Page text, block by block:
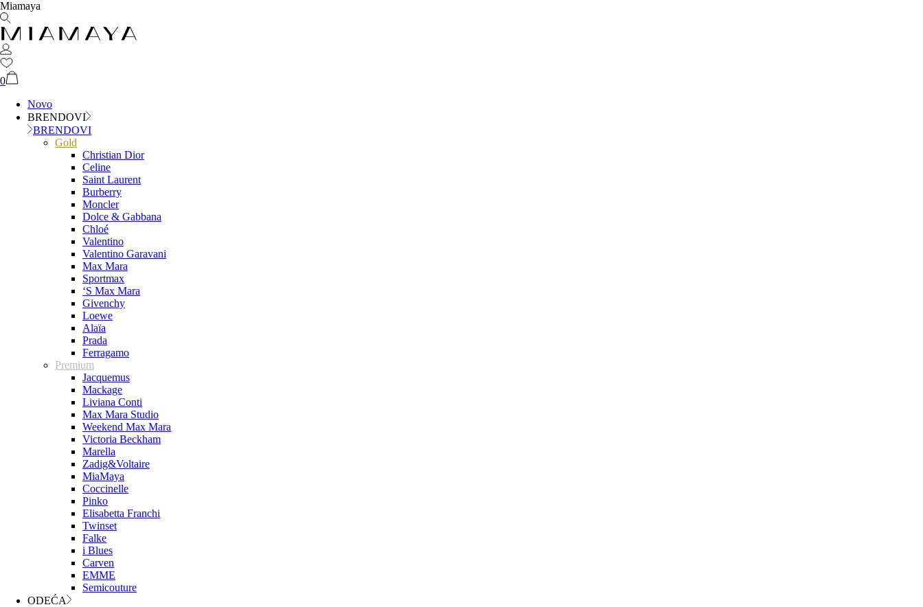
Miamaya
0
Novo
BRENDOVI
BRENDOVI
Gold
Christian Dior
Celine
Saint Laurent
Burberry
Moncler
Dolce & Gabbana
Chloé
Valentino
Valentino Garavani
Max Mara
Sportmax
‘S Max Mara
Givenchy
Loewe
Alaïa
Prada
Ferragamo
Premium
Jacquemus
Mackage
Liviana Conti
Max Mara Studio
Weekend Max Mara
Victoria Beckham
Marella
Zadig&Voltaire
MiaMaya
Coccinelle
Pinko
Elisabetta Franchi
Twinset
Falke
i Blues
Carven
EMME
Semicouture
ODEĆA